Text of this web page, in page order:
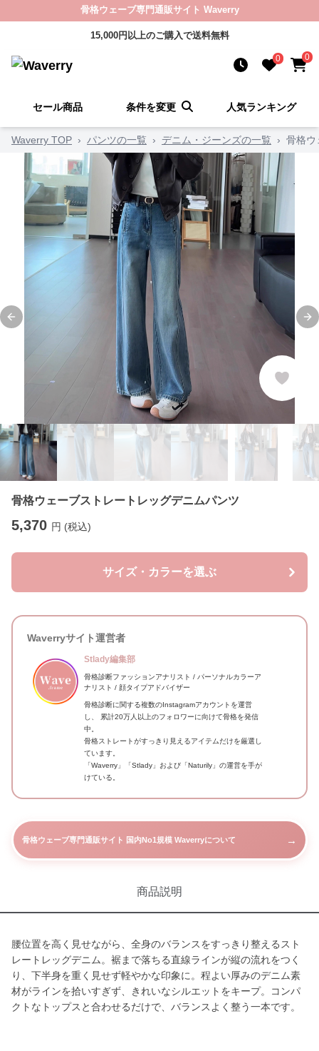
骨格ウェーブ専門通販サイト Waverry
15,000円以上のご購入で送料無料
0 0
セール商品 条件を変更 人気ランキング
Waverry TOP › パンツの一覧 › デニム・ジーンズの一覧 › 骨格ウ
Previous slide
骨格ウェーブストレートレッグデニムパンツ
5,370 円 (税込)
サイズ・カラーを選ぶ
Waverryサイト運営者
Stlady編集部
骨格診断ファッションアナリスト / パーソナルカラーア
ナリスト / 顔タイプアドバイザー
骨格診断に関する複数のInstagramアカウントを運営
し、 累計20万人以上のフォロワーに向けて骨格を発信
中。
骨格ストレートがすっきり見えるアイテムだけを厳選し
ています。
「Waverry」「Stlady」および「Naturily」の運営を手が
けている。
骨格ウェーブ専門通販サイト 国内No1規模 Waverryについて →
商品説明
腰位置を高く見せながら、全身のバランスをすっきり整えるスト
レートレッグデニム。裾まで落ちる直線ラインが縦の流れをつく
り、下半身を重く見せず軽やかな印象に。程よい厚みのデニム素
材がラインを拾いすぎず、きれいなシルエットをキープ。コンパ
クトなトップスと合わせるだけで、バランスよく整う一本です。